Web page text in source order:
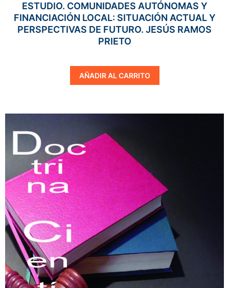
ESTUDIO. COMUNIDADES AUTÓNOMAS Y
FINANCIACIÓN LOCAL: SITUACIÓN ACTUAL Y
PERSPECTIVAS DE FUTURO. JESÚS RAMOS
PRIETO
AÑADIR AL CARRITO